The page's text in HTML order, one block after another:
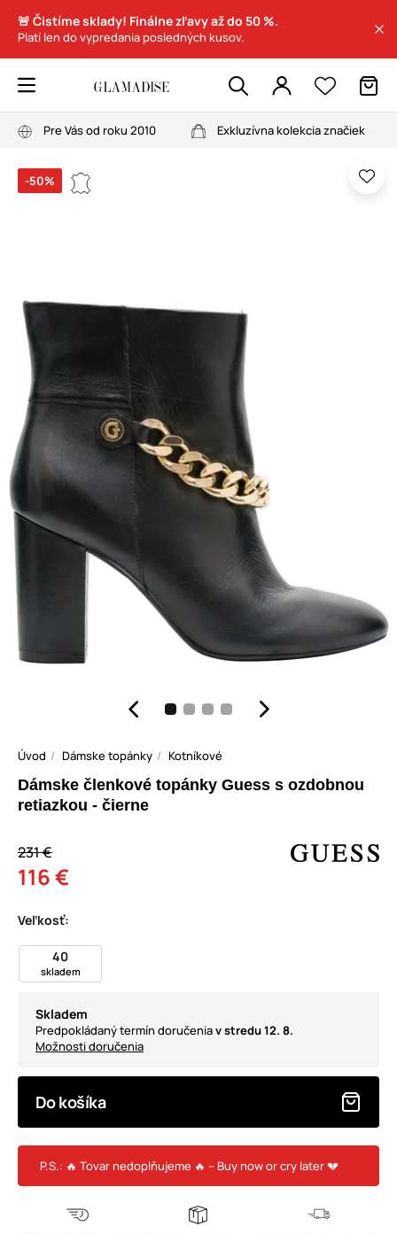
🚨 Čistíme sklady! Finálne zľavy až do 50 %.
Platí len do vypredania posledných kusov.
Pre Vás od roku 2010 Exkluzívna kolekcia značiek
-50%
Úvod Dámske topánky Kotníkové
Dámske členkové topánky Guess s ozdobnou
retiazkou - čierne
231 €
116 €
Veľkosť:
40
skladem
Skladem
Predpokládaný termín doručeniav stredu 12. 8.
Možnosti doručenia
Do košíka
P.S.: 🔥 Tovar nedoplňujeme 🔥 – Buy now or cry later 💔